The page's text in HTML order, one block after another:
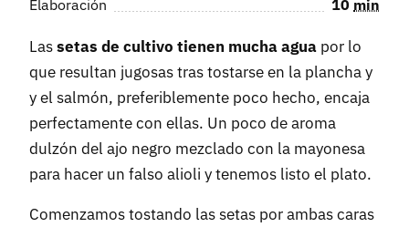
Elaboración 10 min
Lassetas de cultivo tienen mucha agua por lo
que resultan jugosas tras tostarse en la plancha y
y el salmón, preferiblemente poco hecho, encaja
perfectamente con ellas. Un poco de aroma
dulzón del ajo negro mezclado con la mayonesa
para hacer un falso alioli y tenemos listo el plato.
Comenzamos tostando las setas por ambas caras